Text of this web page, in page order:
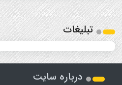
تبلیغات
درباره سایت